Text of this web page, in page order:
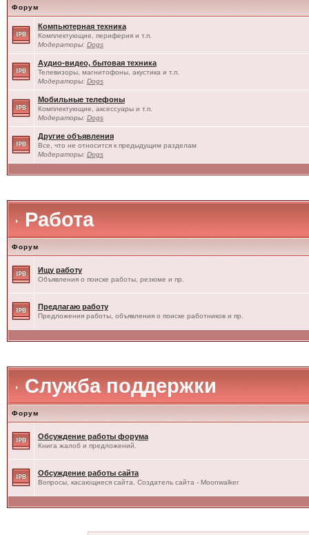
Форум
Компьютерная техника
Комплектующие, периферия и т.п.
Модераторы: Dogs
Аудио-видео, бытовая техника
Телевизоры, магнитофоны, акустика и т.п.
Модераторы: Dogs
Мобильные телефоны
Комплектующие, аксессуары и т.п.
Модераторы: Dogs
Другие объявления
Все, что не относится к предыдущим разделам
Модераторы: Dogs
Работа
Форум
Ищу работу
Объявления о поиске работы, резюме и пр.
Предлагаю работу
Предложения работы, объявления о поиске работников и пр.
Служба поддержки
Форум
Обсуждение работы форума
Книга жалоб и предложений.
Обсуждение работы сайта
Вопросы, касающиеся сайта. Создатель сайта - Moonwalker